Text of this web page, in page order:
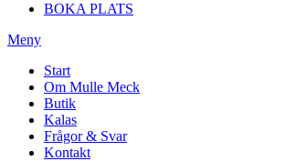
BOKA PLATS
Meny
Start
Om Mulle Meck
Butik
Kalas
Frågor & Svar
Kontakt